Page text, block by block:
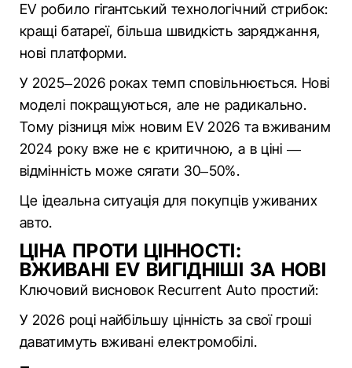
EV робило гігантський технологічний стрибок:
кращі батареї, більша швидкість заряджання,
нові платформи.
У 2025–2026 роках темп сповільнюється. Нові
моделі покращуються, але не радикально.
Тому різниця між новим EV 2026 та вживаним
2024 року вже не є критичною, а в ціні —
відмінність може сягати 30–50%.
Це ідеальна ситуація для покупців уживаних
авто.
ЦІНА ПРОТИ ЦІННОСТІ:
ВЖИВАНІ EV ВИГІДНІШІ ЗА НОВІ
Ключовий висновок Recurrent Auto простий:
У 2026 році найбільшу цінність за свої гроші
даватимуть вживані електромобілі.